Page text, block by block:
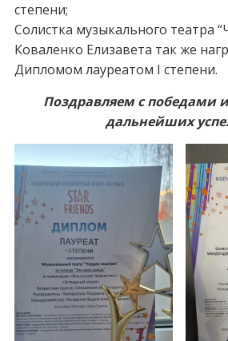
степени;
Солистка музыкального театра
Коваленко Елизавета так же
Дипломом лауреатом I степени.
Поздравляем с победами
дальнейших